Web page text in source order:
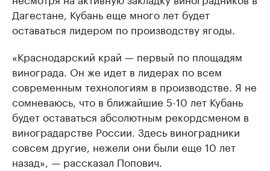
Дагестане, Кубань еще много лет будет
оставаться лидером по производству ягоды.
«Краснодарский край — первый по площадям
винограда. Он же идет в лидерах по всем
современным технологиям в производстве. Я не
сомневаюсь, что в ближайшие 5-10 лет Кубань
будет оставаться абсолютным рекордсменом в
виноградарстве России. Здесь виноградники
совсем другие, нежели они были еще 10 лет
назад», — рассказал Попович.